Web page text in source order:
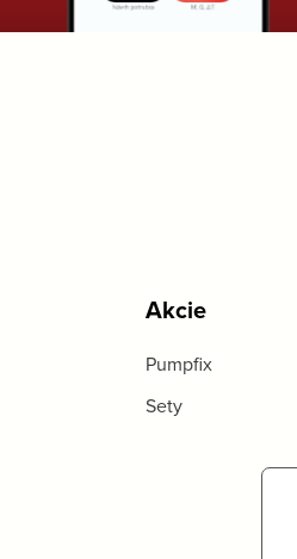
Akcie
Pumpfix
Sety